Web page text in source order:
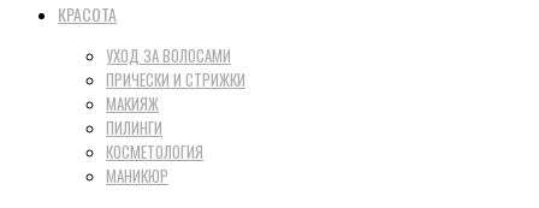
КРАСОТА
УХОД ЗА ВОЛОСАМИ
ПРИЧЕСКИ И СТРИЖКИ
МАКИЯЖ
ПИЛИНГИ
КОСМЕТОЛОГИЯ
МАНИКЮР